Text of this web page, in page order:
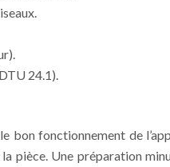
24.1).
bon fonctionnement de
Une préparation